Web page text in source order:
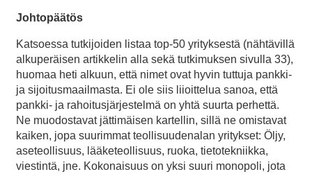
Johtopäätös
Katsoessa tutkijoiden listaa top-50 yrityksestä (nähtävillä
alkuperäisen artikkelin alla sekä tutkimuksen sivulla 33),
huomaa heti alkuun, että nimet ovat hyvin tuttuja pankki-
ja sijoitusmaailmasta. Ei ole siis liioittelua sanoa, että
pankki- ja rahoitusjärjestelmä on yhtä suurta perhettä.
Ne muodostavat jättimäisen kartellin, sillä ne omistavat
kaiken, jopa suurimmat teollisuudenalan yritykset: Öljy,
aseteollisuus, lääketeollisuus, ruoka, tietotekniikka,
viestintä, jne. Kokonaisuus on yksi suuri monopoli, jota